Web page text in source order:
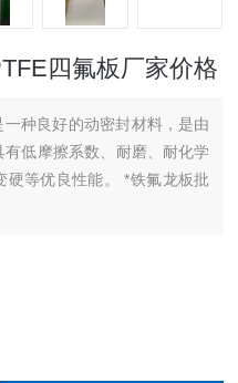
四氟板厂家价格
种良好的动密封材料，是由
低摩擦系数、耐磨、耐化学
性能。 *铁氟龙板批